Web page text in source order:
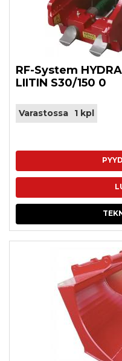
RF-System
LIITIN S30/150 0
Varastossa 1 kpl